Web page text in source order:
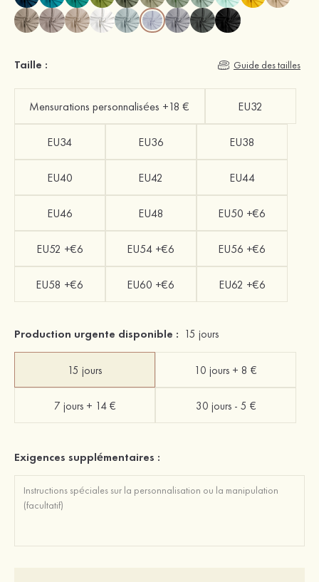
Taille : Guide des tailles
Mensurations personnalisées +18 € EU32
EU34 EU36 EU38
EU40 EU42 EU44
EU46 EU48 EU50 +€6
EU52 +€6 EU54 +€6 EU56 +€6
EU58 +€6 EU60 +€6 EU62 +€6
Production urgente disponible : 15 jours
15 jours 10 jours + 8 €
7 jours + 14 € 30 jours - 5 €
Exigences supplémentaires :